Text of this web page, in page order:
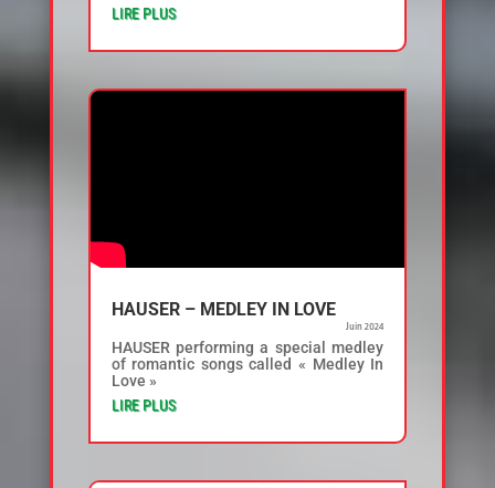
LIRE PLUS
HAUSER – MEDLEY IN LOVE
Juin 2024
HAUSER performing a special medley
of romantic songs called « Medley In
Love »
LIRE PLUS